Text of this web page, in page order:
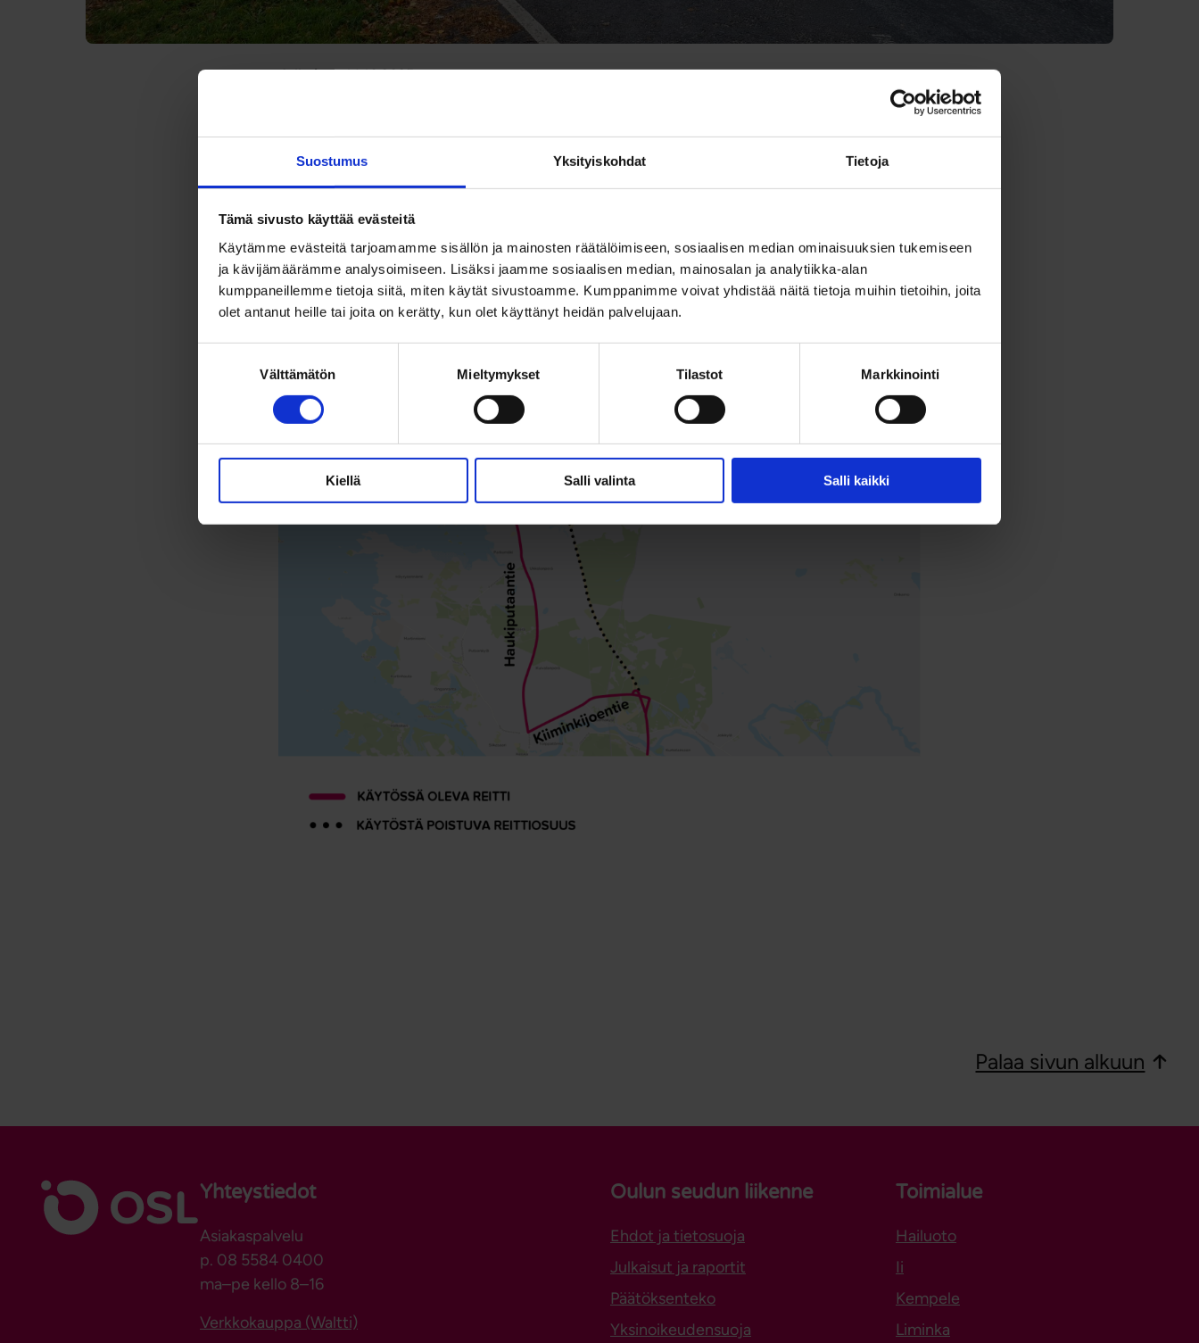
Suostumus Yksityiskohdat Tietoja
Tämä sivusto käyttää evästeitä
Käytämme evästeitä tarjoamamme sisällön ja mainosten räätälöimiseen, sosiaalisen median ominaisuuksien tukemiseen
ja kävijämäärämme analysoimiseen. Lisäksi jaamme sosiaalisen median, mainosalan ja analytiikka-alan
kumppaneillemme tietoja siitä, miten käytät sivustoamme. Kumppanimme voivat yhdistää näitä tietoja muihin tietoihin, joita
olet antanut heille tai joita on kerätty, kun olet käyttänyt heidän palvelujaan.
Välttämätön Mieltymykset Tilastot Markkinointi
Kiellä Salli valinta Salli kaikki
Julkaistu: 14.10.2025
ratasillan työmaan vuoksi.
Poikkeusreitti kulkee Haukiputaantien ja Kiiminkijoentien kautta.
Poikkeusreitistä saattaa aiheutua viivästystä linjojen aikatauluun.
Poikkeusreitistä huolimatta molempien linjojen kaikki pysäkit ovat
normaalisti käytössä.
Kartalle piirretty poikkeusreitti.
Palaa sivun alkuun
Yhteystiedot
Asiakaspalvelu
p. 08 5584 0400
ma–pe kello 8–16
Verkkokauppa (Waltti)
Oulun seudun liikenne
Ehdot ja tietosuoja
Julkaisut ja raportit
Päätöksenteko
Yksinoikeudensuoja
Toimialue
Hailuoto
Ii
Kempele
Liminka